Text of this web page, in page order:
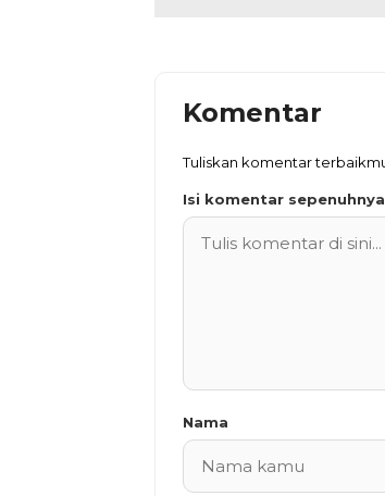
Komentar
Tuliskan komentar
Isi komentar
Nama